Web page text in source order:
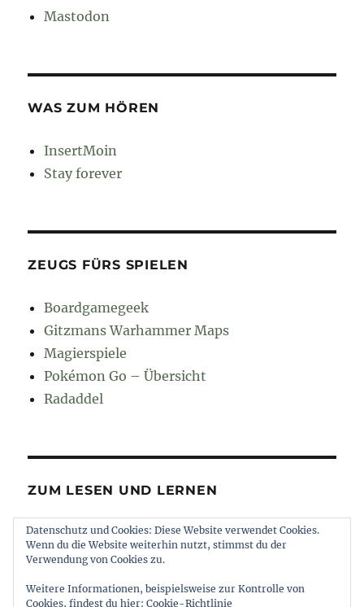
Mastodon
WAS ZUM HÖREN
InsertMoin
Stay forever
ZEUGS FÜRS SPIELEN
Boardgamegeek
Gitzmans Warhammer Maps
Magierspiele
Pokémon Go – Übersicht
Radaddel
ZUM LESEN UND LERNEN
Euroncap
Tong
Datenschutz und Cookies: Diese Website verwendet Cookies.
Wenn du die Website weiterhin nutzt, stimmst du der
Verwendung von Cookies zu.
Weitere Informationen, beispielsweise zur Kontrolle von
Cookies, findest du hier: Cookie-Richtlinie